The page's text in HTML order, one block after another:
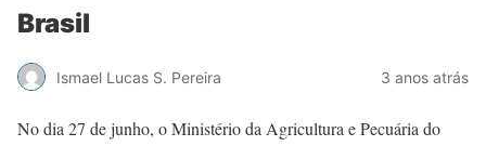
Brasil
Ismael Lucas S. Pereira 3 anos atrás
No dia 27 de junho, o Ministério da Agricultura e Pecuária do